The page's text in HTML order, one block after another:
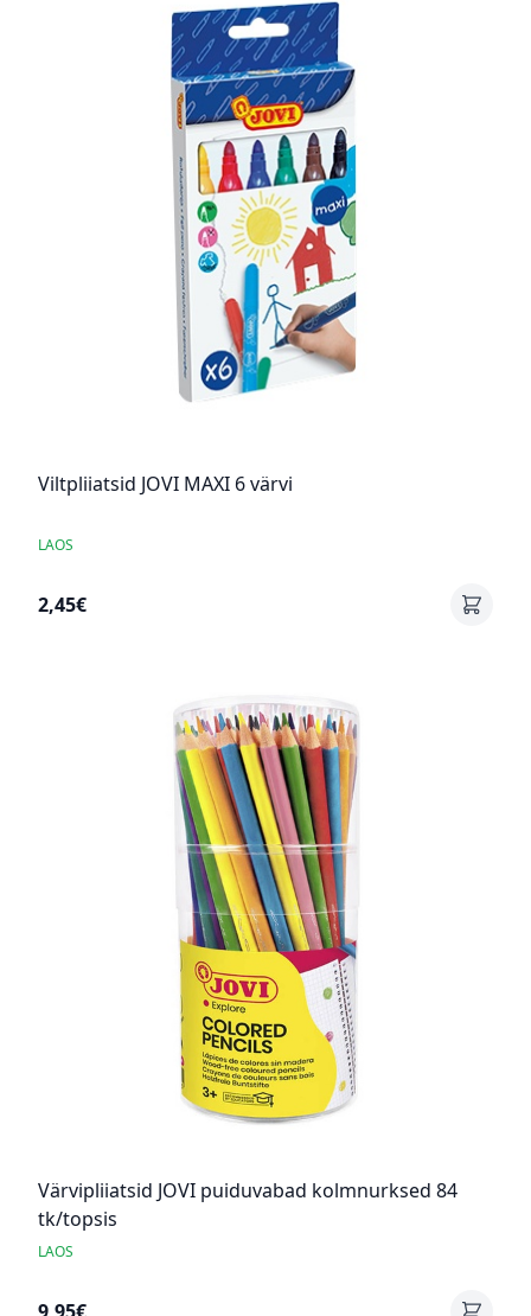
Viltpliiatsid JOVI MAXI 6 värvi
LAOS
2,45€
Värvipliiatsid JOVI puiduvabad kolmnurksed 84
tk/topsis
LAOS